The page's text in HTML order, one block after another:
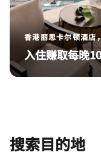
香港丽思卡尔顿酒店
入住赚取每晚
搜索目的地